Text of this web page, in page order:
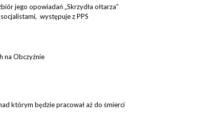
jego opowiadań „Skrzydła ołtarza”
występuje z PPS
na Obczyźnie
którym będzie pracował aż do śmierci